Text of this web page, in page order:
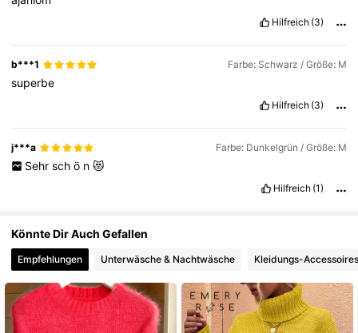
Hilfreich (3)
b***1 Farbe: Schwarz / Größe: M
superbe
Hilfreich (3)
j***a Farbe: Dunkelgrün / Größe: M
Sehr sch ö n 😻
Hilfreich (1)
Könnte Dir Auch Gefallen
Empfehlungen Unterwäsche & Nachtwäsche Kleidungs-Accessoires